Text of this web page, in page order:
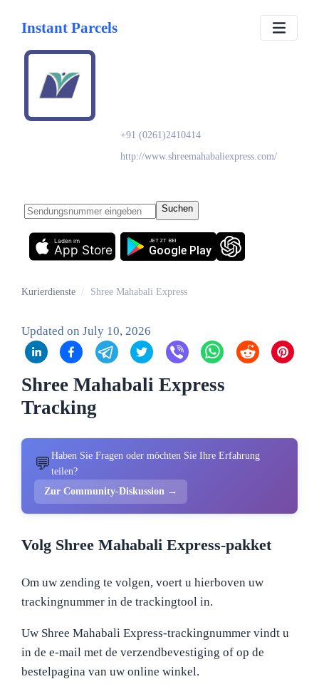
Instant Parcels
+91 (0261)2410414
http://www.shreemahabaliexpress.com/
Suchen
App Store
Laden im
Google Play
JETZT BEI
Kurierdienste / Shree Mahabali Express
Updated on July 10, 2026
Shree Mahabali Express
Tracking
💬 Haben Sie Fragen oder möchten Sie Ihre Erfahrung
teilen?
Zur Community-Diskussion →
Volg Shree Mahabali Express-pakket
Om uw zending te volgen, voert u hierboven uw
trackingnummer in de trackingtool in.
Uw Shree Mahabali Express-trackingnummer vindt u
in de e-mail met de verzendbevestiging of op de
bestelpagina van uw online winkel.